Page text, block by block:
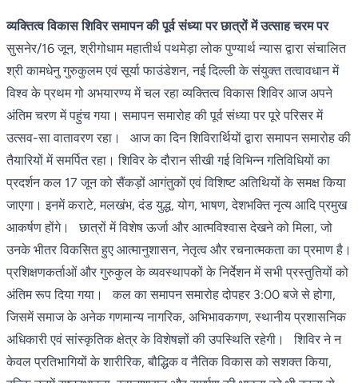
व्यक्तित्व विकास शिविर समापन की पूर्व संध्या पर छात्रों में उत्साह चरम पर
सुसनेर/16 जून, श्रीगोधाम महातीर्थ पथमेड़ा लोक पुण्यार्थ न्यास द्वारा संचालित
श्री कामधेनु गुरुकुलम एवं सूर्या फाउंडेशन, नई दिल्ली के संयुक्त तत्वावधान में
विश्व के प्रथम गो अभयारण्य में चल रहा व्यक्तित्व विकास शिविर आज अपने
अंतिम चरण में पहुंच गया। समापन समारोह की पूर्व संध्या पर पूरे परिसर में
उत्सव-सा वातावरण रहा। आज का दिन शिविरार्थियों द्वारा समापन समारोह की
तैयारियों में समर्पित रहा। शिविर के दौरान सीखी गई विभिन्न गतिविधियों का
प्रदर्शन कल 17 जून को सैंकड़ों आगंतुकों एवं विशिष्ट अतिथियों के समक्ष किया
जाएगा। इनमें कराटे, मलखंभ, दंड युद्ध, योग, भाषण, देशभक्ति नृत्य आदि प्रमुख
आकर्षण होंगे। छात्रों में विशेष ऊर्जा और आत्मविश्वास देखने को मिला, जो
उनके भीतर विकसित हुए आत्मानुशासन, नेतृत्व और रचनात्मकता का प्रमाण है।
प्रशिक्षणकर्ताओं और गुरुकुल के व्यवस्थापकों के निर्देशन में सभी प्रस्तुतियों को
अंतिम रूप दिया गया। कल का समापन समारोह दोपहर 3:00 बजे से होगा,
जिसमें समाज के अनेक गणमान्य नागरिक, अभिभावकगण, स्थानीय प्रशासनिक
अधिकारी एवं सांस्कृतिक क्षेत्र के विशेषज्ञों की उपस्थिति रहेगी। शिविर ने न
केवल प्रतिभागियों के शारीरिक, बौद्धिक व नैतिक विकास को सशक्त किया,